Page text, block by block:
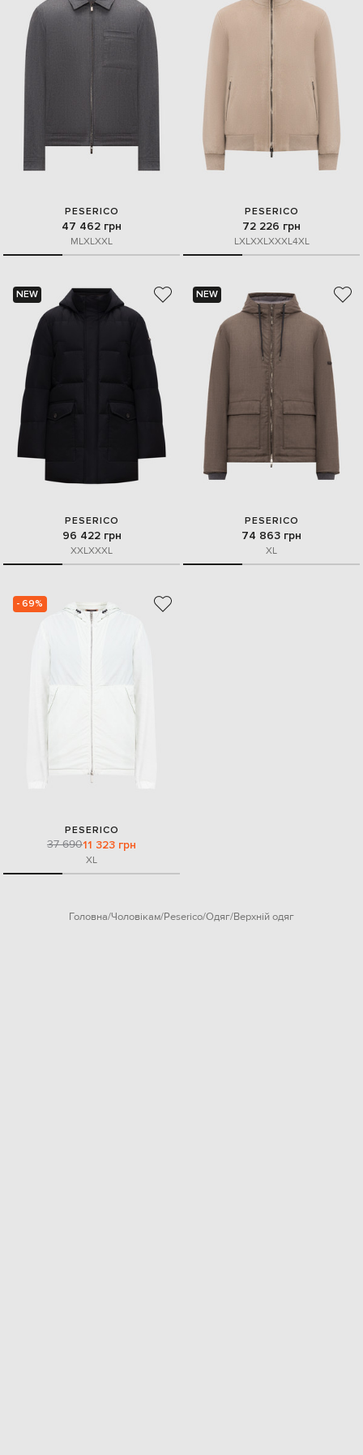
PESERICO
47 462 грн
MLXLXXL
PESERICO
72 226 грн
LXLXXLXXXL4XL
NEW
PESERICO
96 422 грн
XXLXXXL
NEW
PESERICO
74 863 грн
XL
- 69%
PESERICO
37 69011 323 грн
XL
Головна Чоловікам Peserico Одяг Верхній одяг